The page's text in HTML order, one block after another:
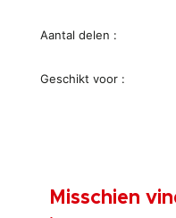
Aantal delen :
Geschikt voor :
Misschien